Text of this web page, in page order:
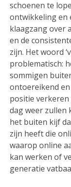
schoenen te
ontwikkeling en
klaagzang over
en de
zijn. Het woord
problematisch:
sommigen
ontoereikend
positie verkeren
dag weer zullen
het buiten kijf
zijn heeft die
waarop online
kan werken of
generatie